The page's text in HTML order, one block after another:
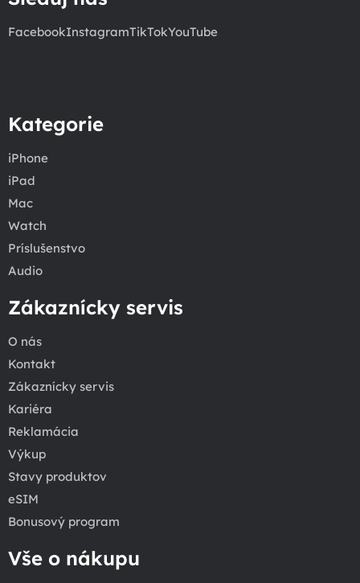
FacebookInstagramTikTokYouTube
Kategorie
iPhone
iPad
Mac
Watch
Príslušenstvo
Audio
Zákaznícky servis
O nás
Kontakt
Zákaznícky servis
Kariéra
Reklamácia
Výkup
Stavy produktov
eSIM
Bonusový program
Vše o nákupu